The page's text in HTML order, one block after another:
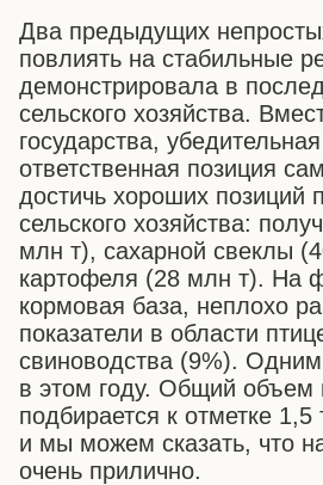
Два предыдущих
повлиять на стабильные
демонстрировала в
сельского хозяйства.
государства,
ответственная позиция
достичь хороших позиций
сельского хозяйства:
млн т), сахарной свеклы
картофеля (28 млн т). На
кормовая база, неплохо
показатели в области
свиноводства (9%).
в этом году. Общий объем
подбирается к отметке
и мы можем сказать, что
очень прилично.